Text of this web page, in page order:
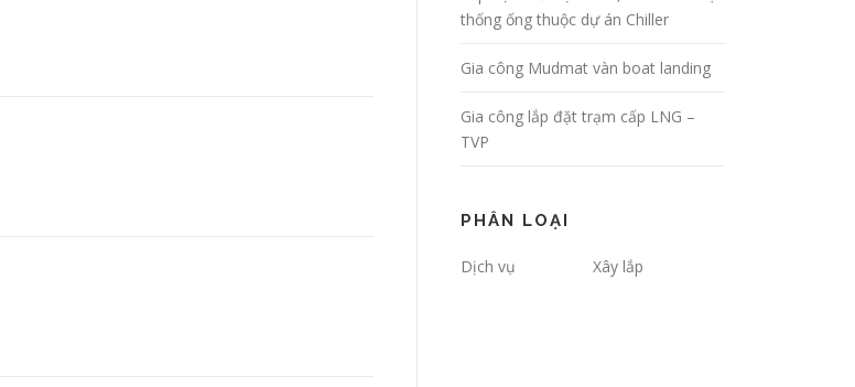
thống ống thuộc dự án Chiller
Gia công Mudmat vàn boat landing
Gia công lắp đặt trạm cấp LNG –
TVP
PHÂN LOẠI
Dịch vụ Xây lắp